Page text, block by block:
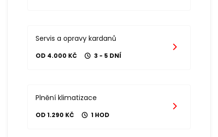
Servis a opravy kardanů
OD 4.000 KČ 3 - 5 DNÍ
Plnění klimatizace
OD 1.290 KČ 1 HOD